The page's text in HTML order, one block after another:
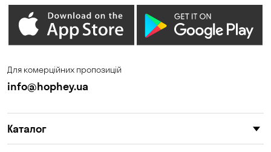
Для комерційних пропозицій
info@hophey.ua
Каталог